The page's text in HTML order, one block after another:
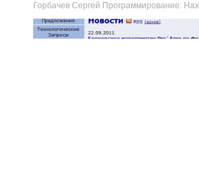
Горбачев Сергей Программирование: